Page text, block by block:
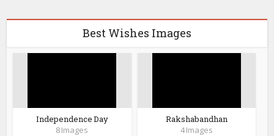
Best Wishes Images
Independence Day
8 Images
Rakshabandhan
4 Images